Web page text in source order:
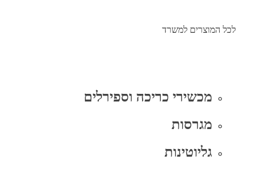
לכל המוצרים למשרד
מכשירי כריכה וספירלים
מגרסות
גליוטינות